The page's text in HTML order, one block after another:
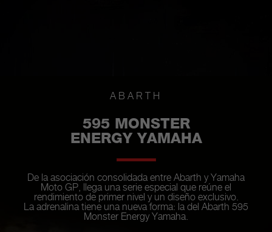
ABARTH
595 MONSTER
ENERGY YAMAHA
De la asociación consolidada entre Abarth y Yamaha
Moto GP, llega una serie especial que reúne el
rendimiento de primer nivel y un diseño exclusivo.
La adrenalina tiene una nueva forma: la del Abarth 595
Monster Energy Yamaha.